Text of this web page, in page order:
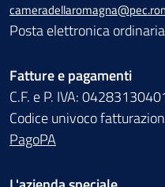
Posta elettronica
Fatture e pagamenti
C.F. e P. IVA:
Codice univoco
PagoPA